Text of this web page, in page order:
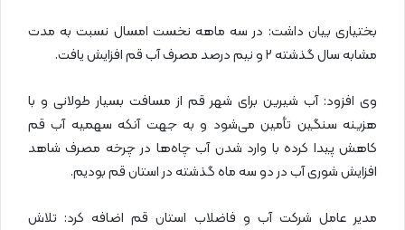
بختیاری بیان داشت: در سه ماهه نخست امسال نسبت به مدت
مشابه سال گذشته ۲ و نیم درصد مصرف آب قم افزایش یافت.
وی افزود: آب شیرین برای شهر قم از مسافت بسیار طولانی و با
هزینه سنگین تأمین می‌شود و به جهت آنکه سهمیه آب قم
کاهش پیدا کرده با وارد شدن آب چاه‌ها در چرخه مصرف شاهد
افزایش شوری آب در دو سه ماه گذشته در استان قم بودیم.
مدیر عامل شرکت آب و فاضلاب استان قم اضافه کرد: تلاش